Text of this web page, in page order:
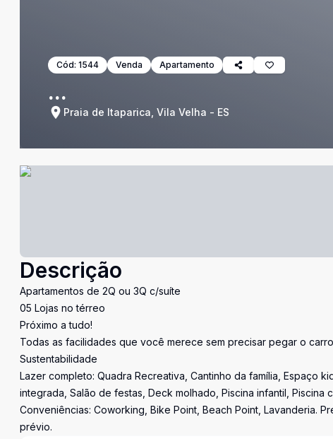
Cód: 1544 Venda Apartamento
...
Praia de Itaparica, Vila Velha - ES
Descrição
Apartamentos de 2Q ou 3Q c/suíte
05 Lojas no térreo
Próximo a tudo!
Todas as facilidades que você merece sem precisar pegar o
Sustentabilidade
Lazer completo: Quadra Recreativa, Cantinho da família, Espaço
integrada, Salão de festas, Deck molhado, Piscina infantil, Piscina
Conveniências: Coworking, Bike Point, Beach Point, Lavanderia.
prévio.